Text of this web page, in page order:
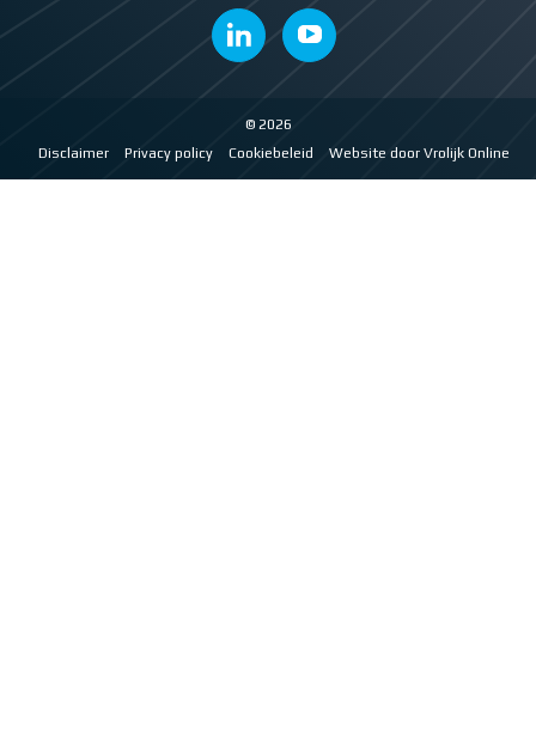
© 2026
Disclaimer
Privacy policy Cookiebeleid Website door Vrolijk Online